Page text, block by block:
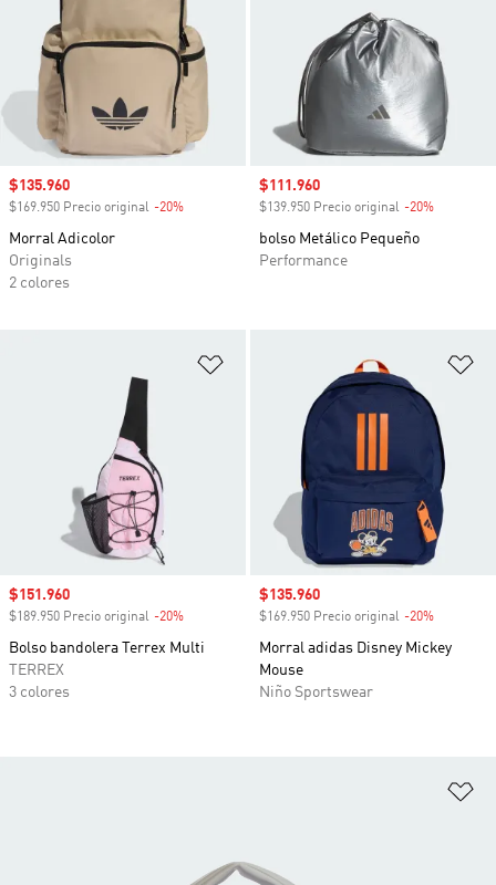
Precio de venta
$135.960
$169.950 Precio original -20%
Morral Adicolor
Originals
2 colores
Precio de venta
$111.960
$139.950 Precio original -20%
bolso Metálico Pequeño
Performance
Añadir a la lista de deseos
Precio de venta
$151.960
$189.950 Precio original -20%
Bolso bandolera Terrex Multi
TERREX
3 colores
Precio de venta
$135.960
$169.950 Precio original -20%
Morral adidas Disney Mickey
Mouse
Niño Sportswear